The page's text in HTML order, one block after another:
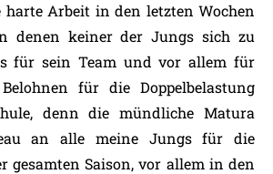
Arbeit in den letzten Wochen
denen keiner der Jungs sich zu
für sein Team und vor allem für
für die Doppelbelastung
denn die mündliche Matura
an alle meine Jungs für die
gesamten Saison, vor allem in den